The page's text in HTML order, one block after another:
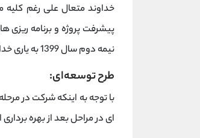
پیشرفت پروژه و برنامه
نیمه دوم سال 1399 به یاری خداوند متعال تحقق یابد.
طرح توسعه‌ای:
با توجه به اینکه شرکت در
ای در مراحل بعد از بهره